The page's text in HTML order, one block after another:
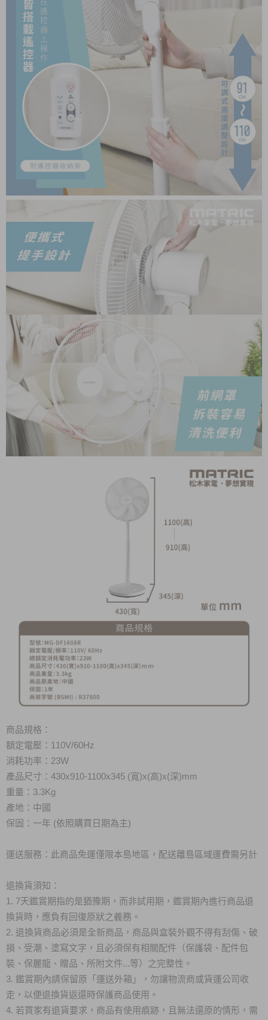
商品規格：
額定電壓：110V/60Hz
消耗功率：23W
產品尺寸：430x910-1100x345 (寬)x(高)x(深)mm
重量：3.3Kg
產地：中國
保固：一年 (依照購買日期為主)
運送服務：此商品免運僅限本島地區，配送離島區域運費需另計
退換貨須知：
1. 7天鑑賞期指的是猶豫期，而非試用期，鑑賞期內進行商品退
換貨時，應負有回復原狀之義務。
2. 退換貨商品必須是全新商品，商品與盒裝外觀不得有刮傷、破
損、受潮、塗寫文字，且必須保有相關配件（保護袋、配件包
裝、保麗龍、贈品、所附文件...等）之完整性。
3. 鑑賞期內請保留原「運送外箱」，勿讓物流商或貨運公司收
走，以便退換貨返還時保護商品使用。
4. 若買家有退貨要求，商品有使用痕跡，且無法還原的情形，需